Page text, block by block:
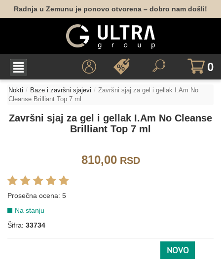
Radnja u Zemunu je ponovo otvorena – dobro nam došli!
0
Nokti Baze i završni sjajevi
Završni sjaj za gel i gellak I.Am No
Cleanse Brilliant Top 7 ml
Završni sjaj za gel i gellak I.Am No Cleanse
Brilliant Top 7 ml
810,00RSD
Prosečna ocena: 5
Na stanju
Šifra: 33734
NOVO